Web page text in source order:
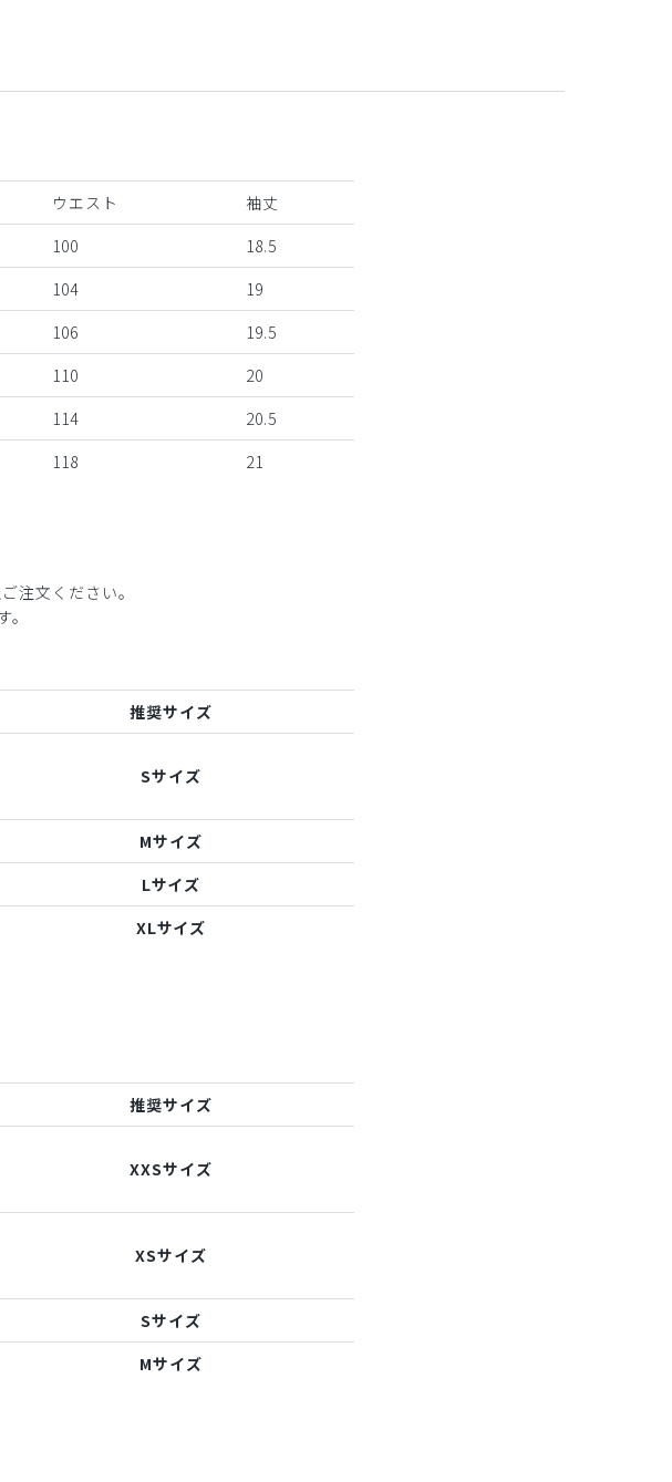
ウエスト
袖丈
100
18.5
104
19
106
19.5
110
20
114
20.5
118 21
注文ください。
推奨サイズ
Sサイズ
Mサイズ
Lサイズ
XLサイズ
推奨サイズ
XXSサイズ
XSサイズ
Sサイズ
Mサイズ